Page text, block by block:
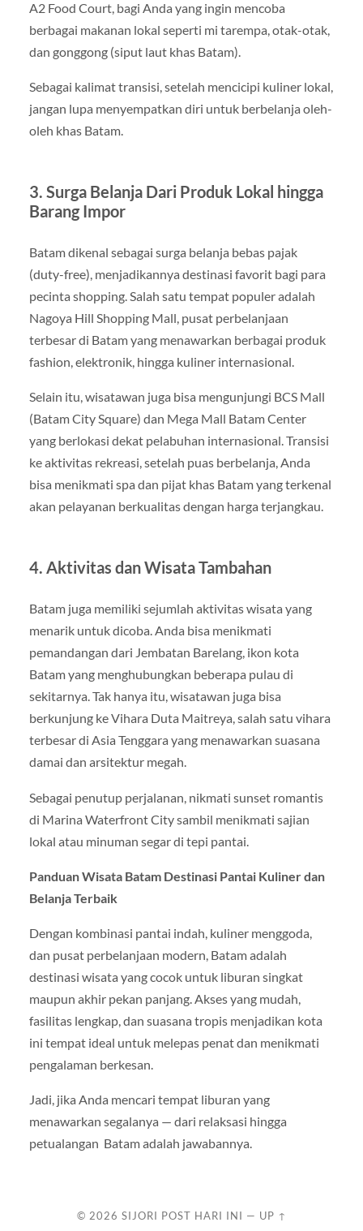
A2 Food Court, bagi Anda yang ingin mencoba
berbagai makanan lokal seperti mi tarempa, otak-otak,
dan gonggong (siput laut khas Batam).
Sebagai kalimat transisi, setelah mencicipi kuliner lokal,
jangan lupa menyempatkan diri untuk berbelanja oleh-
oleh khas Batam.
3. Surga Belanja Dari Produk Lokal hingga
Barang Impor
Batam dikenal sebagai surga belanja bebas pajak
(duty-free), menjadikannya destinasi favorit bagi para
pecinta shopping. Salah satu tempat populer adalah
Nagoya Hill Shopping Mall, pusat perbelanjaan
terbesar di Batam yang menawarkan berbagai produk
fashion, elektronik, hingga kuliner internasional.
Selain itu, wisatawan juga bisa mengunjungi BCS Mall
(Batam City Square) dan Mega Mall Batam Center
yang berlokasi dekat pelabuhan internasional. Transisi
ke aktivitas rekreasi, setelah puas berbelanja, Anda
bisa menikmati spa dan pijat khas Batam yang terkenal
akan pelayanan berkualitas dengan harga terjangkau.
4. Aktivitas dan Wisata Tambahan
Batam juga memiliki sejumlah aktivitas wisata yang
menarik untuk dicoba. Anda bisa menikmati
pemandangan dari Jembatan Barelang, ikon kota
Batam yang menghubungkan beberapa pulau di
sekitarnya. Tak hanya itu, wisatawan juga bisa
berkunjung ke Vihara Duta Maitreya, salah satu vihara
terbesar di Asia Tenggara yang menawarkan suasana
damai dan arsitektur megah.
Sebagai penutup perjalanan, nikmati sunset romantis
di Marina Waterfront City sambil menikmati sajian
lokal atau minuman segar di tepi pantai.
Panduan Wisata Batam Destinasi Pantai Kuliner dan
Belanja Terbaik
Dengan kombinasi pantai indah, kuliner menggoda,
dan pusat perbelanjaan modern, Batam adalah
destinasi wisata yang cocok untuk liburan singkat
maupun akhir pekan panjang. Akses yang mudah,
fasilitas lengkap, dan suasana tropis menjadikan kota
ini tempat ideal untuk melepas penat dan menikmati
pengalaman berkesan.
Jadi, jika Anda mencari tempat liburan yang
menawarkan segalanya — dari relaksasi hingga
petualangan Batam adalah jawabannya.
© 2026 SIJORI POST HARI INI — UP ↑